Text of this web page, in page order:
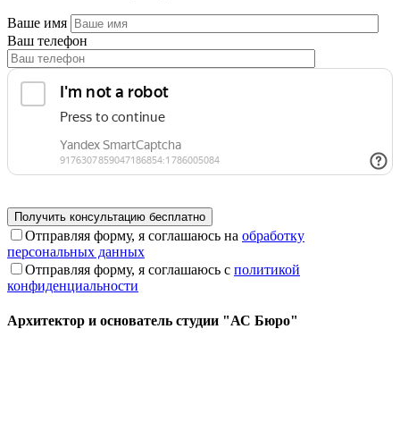
Ваше имя
Ваш телефон
Отправляя форму, я соглашаюсь на обработку
персональных данных
Отправляя форму, я соглашаюсь с политикой
конфиденциальности
Архитектор и основатель студии "АС Бюро"